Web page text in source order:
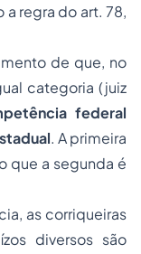
a regra do art. 78,
de que, no
categoria (juiz
federal
. A primeira
que a segunda é
as corriqueiras
diversos são